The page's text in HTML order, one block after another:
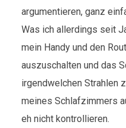
argumentieren, ganz
Was ich allerdings seit
mein Handy und den
auszuschalten und das
irgendwelchen Strahlen
meines Schlafzimmers
eh nicht kontrollieren.